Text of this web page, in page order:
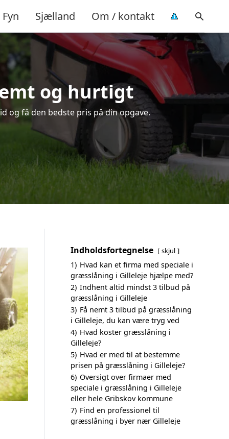
Fyn Sjælland Om / kontakt
og hurtigt
og få den bedste pris på din opgave.
Indholdsfortegnelse skjul
1) Hvad kan et firma med speciale i
græsslåning i Gilleleje hjælpe med?
2) Indhent altid mindst 3 tilbud på
græsslåning i Gilleleje
3) Få nemt 3 tilbud på græsslåning
i Gilleleje, du kan være tryg ved
4) Hvad koster græsslåning i
Gilleleje?
5) Hvad er med til at bestemme
prisen på græsslåning i Gilleleje?
6) Oversigt over firmaer med
speciale i græsslåning i Gilleleje
eller hele Gribskov kommune
7) Find en professionel til
græsslåning i byer nær Gilleleje